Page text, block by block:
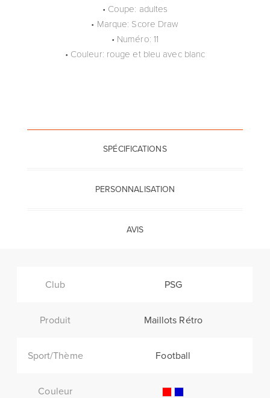
• Coupe: adultes
• Marque: Score Draw
• Numéro: 11
• Couleur: rouge et bleu avec blanc
SPÉCIFICATIONS
PERSONNALISATION
AVIS
Club PSG
Produit Maillots Rétro
Sport/Thème Football
Couleur